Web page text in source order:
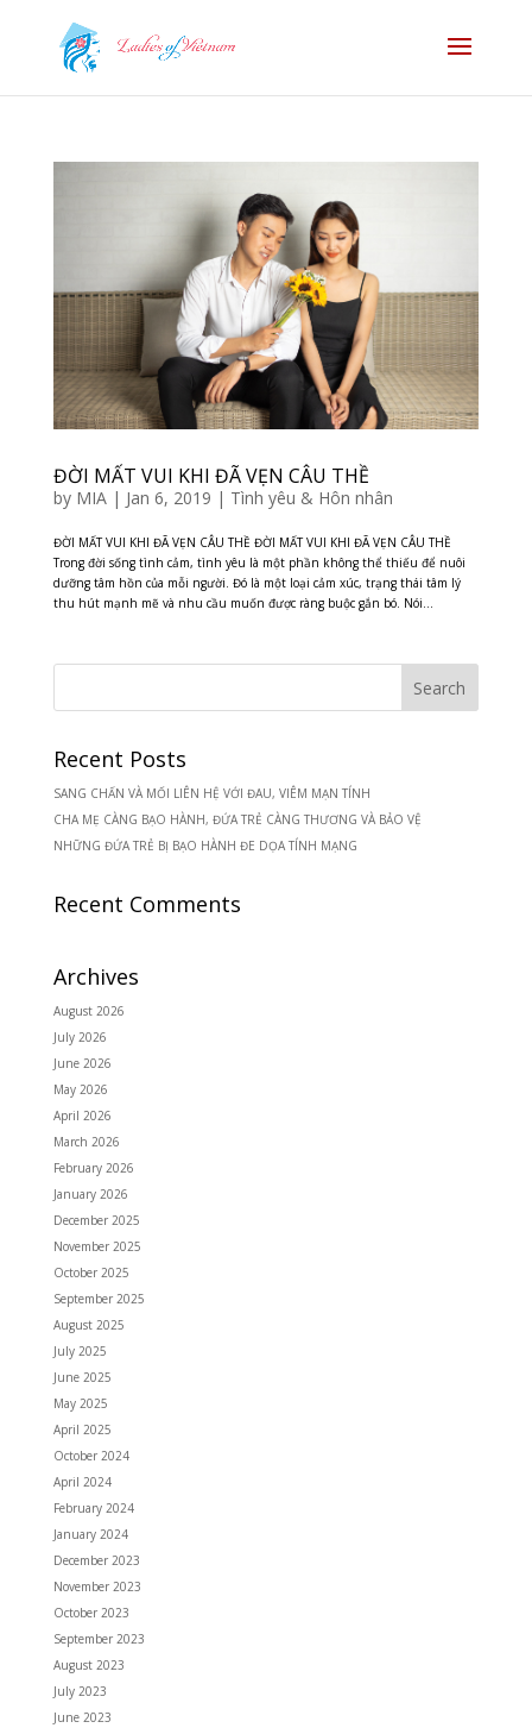
ĐỜI MẤT VUI KHI ĐÃ VẸN CÂU THỀ
by MIA| Jan 6, 2019 | Tình yêu & Hôn nhân
ĐỜI MẤT VUI KHI ĐÃ VẸN CÂU THỀ ĐỜI MẤT VUI KHI ĐÃ VẸN CÂU THỀ
Trong đời sống tình cảm, tình yêu là một phần không thể thiếu để nuôi
dưỡng tâm hồn của mỗi người. Đó là một loại cảm xúc, trạng thái tâm lý
thu hút mạnh mẽ và nhu cầu muốn được ràng buộc gắn bó. Nói...
Recent Posts
SANG CHẤN VÀ MỐI LIÊN HỆ VỚI ĐAU, VIÊM MẠN TÍNH
CHA MẸ CÀNG BẠO HÀNH, ĐỨA TRẺ CÀNG THƯƠNG VÀ BẢO VỆ
NHỮNG ĐỨA TRẺ BỊ BẠO HÀNH ĐE DỌA TÍNH MẠNG
Recent Comments
Archives
August 2026
July 2026
June 2026
May 2026
April 2026
March 2026
February 2026
January 2026
December 2025
November 2025
October 2025
September 2025
August 2025
July 2025
June 2025
May 2025
April 2025
October 2024
April 2024
February 2024
January 2024
December 2023
November 2023
October 2023
September 2023
August 2023
July 2023
June 2023